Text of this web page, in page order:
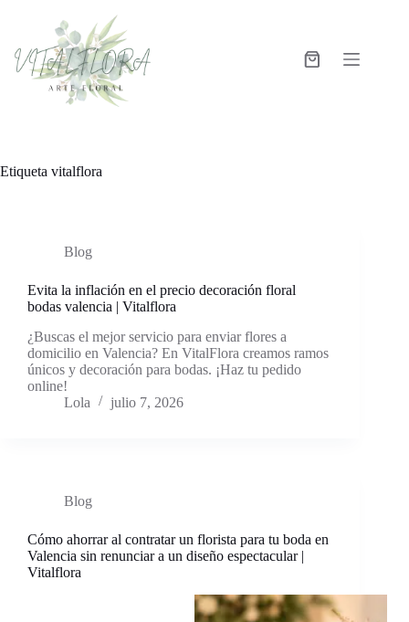
Etiqueta vitalflora
Blog
Evita la inflación en el precio decoración floral
bodas valencia | Vitalflora
¿Buscas el mejor servicio para enviar flores a
domicilio en Valencia? En VitalFlora creamos ramos
únicos y decoración para bodas. ¡Haz tu pedido
online!
Lola
julio 7, 2026
Blog
Cómo ahorrar al contratar un florista para tu boda en
Valencia sin renunciar a un diseño espectacular |
Vitalflora